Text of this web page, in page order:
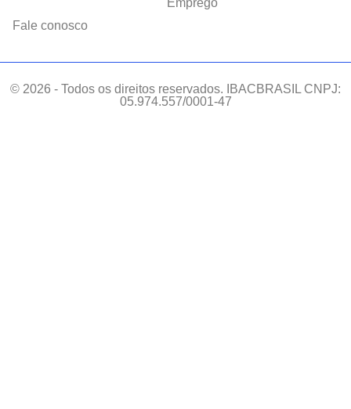
Fale conosco
Emprego
© 2026 - Todos os direitos reservados. IBACBRASIL CNPJ:
05.974.557/0001-47